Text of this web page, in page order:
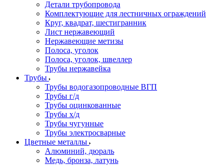
Детали трубопровода
Комплектующие для лестничных ограждений
Круг, квадрат, шестигранник
Лист нержавеющий
Нержавеющие метизы
Полоса, уголок
Полоса, уголок, швеллер
Трубы нержавейка
Трубы
Трубы водогазопроводные ВГП
Трубы г/д
Трубы оцинкованные
Трубы х/д
Трубы чугунные
Трубы электросварные
Цветные металлы
Алюминий, дюраль
Медь, бронза, латунь